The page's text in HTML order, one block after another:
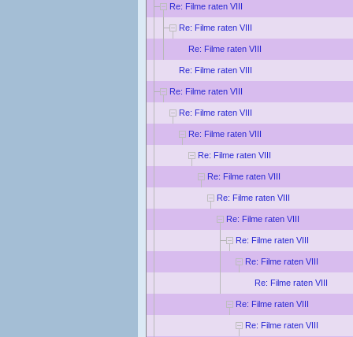
Re: Filme raten VIII
Re: Filme raten VIII
Re: Filme raten VIII
Re: Filme raten VIII
Re: Filme raten VIII
Re: Filme raten VIII
Re: Filme raten VIII
Re: Filme raten VIII
Re: Filme raten VIII
Re: Filme raten VIII
Re: Filme raten VIII
Re: Filme raten VIII
Re: Filme raten VIII
Re: Filme raten VIII
Re: Filme raten VIII
Re: Filme raten VIII